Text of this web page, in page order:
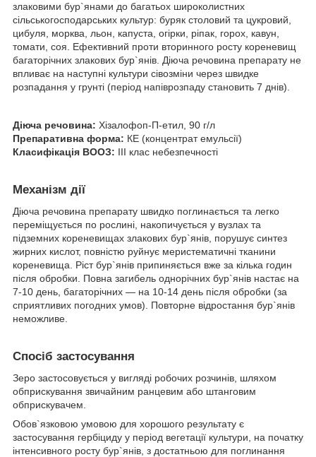
злаковими бур`янами до багатьох широколистних
сільськогосподарських культур: буряк столовий та цукровий,
цибуля, морква, льон, капуста, огірки, ріпак, горох, кавун,
томати, соя. Ефективний проти вторинного росту кореневищ
багаторічних злакових бур`янів. Діюча речовина препарату не
впливає на наступні культури сівозміни через швидке
розпадання у грунті (період напіврозпаду становить 7 днів).
Діюча речовина: Хізалофоп-П-етил, 90 г/л
Препаративна форма: КЕ (концентрат емульсії)
Класифікація ВООЗ: ІІІ клас небезпечності
Механізм дії
Діюча речовина препарату швидко поглинається та легко
переміщується по рослині, накопичується у вузлах та
підземних кореневищах злакових бур`янів, порушує синтез
жирних кислот, повністю руйнує меристематичні тканини
кореневища. Ріст бур`янів припиняється вже за кілька годин
після обробки. Повна загибель однорічних бур`янів настає на
7-10 день, багаторічних — на 10-14 день після обробки (за
сприятливих погодних умов). Повторне відростання бур`янів
неможливе.
Спосіб застосування
Зеро застосовується у вигляді робочих розчинів, шляхом
обприскування звичайним ранцевим або штанговим
обприскувачем.
Обов`язковою умовою для хорошого результату є
застосування гербіциду у період вегетації культури, на початку
інтенсивного росту бур`янів, з достатньою для поглинання